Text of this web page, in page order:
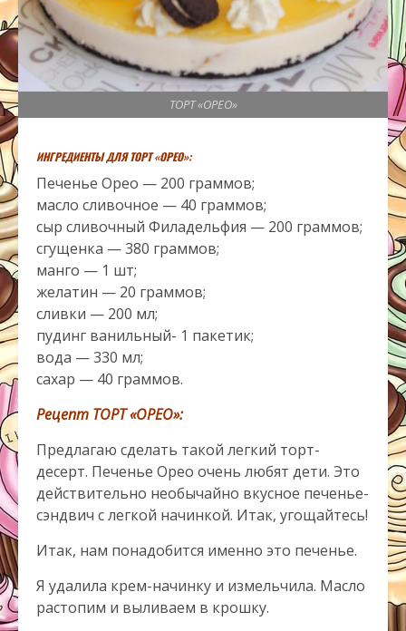
ТОРТ «ОРЕО»
ИНГРЕДИЕНТЫ ДЛЯ ТОРТ «ОРЕО»:
Печенье Орео — 200 граммов;
масло сливочное — 40 граммов;
сыр сливочный Филадельфия — 200 граммов;
сгущенка — 380 граммов;
манго — 1 шт;
желатин — 20 граммов;
сливки — 200 мл;
пудинг ванильный- 1 пакетик;
вода — 330 мл;
сахар — 40 граммов.
Рецепт ТОРТ «ОРЕО»:
Предлагаю сделать такой легкий торт-
десерт. Печенье Орео очень любят дети. Это
действительно необычайно вкусное печенье-
сэндвич с легкой начинкой. Итак, угощайтесь!
Итак, нам понадобится именно это печенье.
Я удалила крем-начинку и измельчила. Масло
растопим и выливаем в крошку.